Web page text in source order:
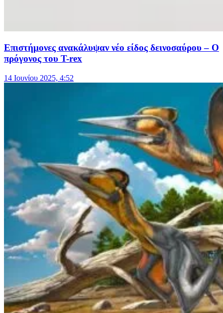
Επιστήμονες ανακάλυψαν νέο είδος δεινοσαύρου – O
πρόγονος του T-rex
14 Ιουνίου 2025, 4:52